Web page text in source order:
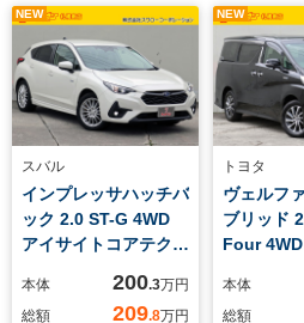
NEW
スバル
インプレッサハッチバ
ック 2.0 ST-G 4WD
アイサイトコアテクノ
ィスプレイ 全周囲カ
本体 200.3万円
総額
209.8万円
NEW
トヨタ
ヴェルフ
ブリッド
Four
囲カメラ
本体
総額